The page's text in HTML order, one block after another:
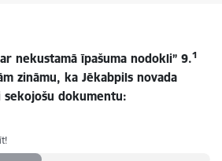
nekustamā īpašuma nodokli” 9.1
zināmu, ka Jēkabpils novada
sekojošu dokumentu: